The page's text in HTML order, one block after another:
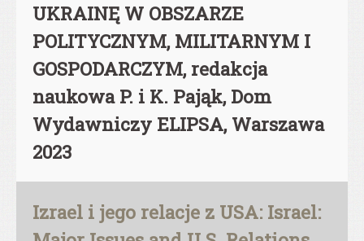
UKRAINĘ W OBSZARZE
POLITYCZNYM, MILITARNYM I
GOSPODARCZYM, redakcja
naukowa P. i K. Pająk, Dom
Wydawniczy ELIPSA, Warszawa
2023
Izrael i jego relacje z USA: Israel: